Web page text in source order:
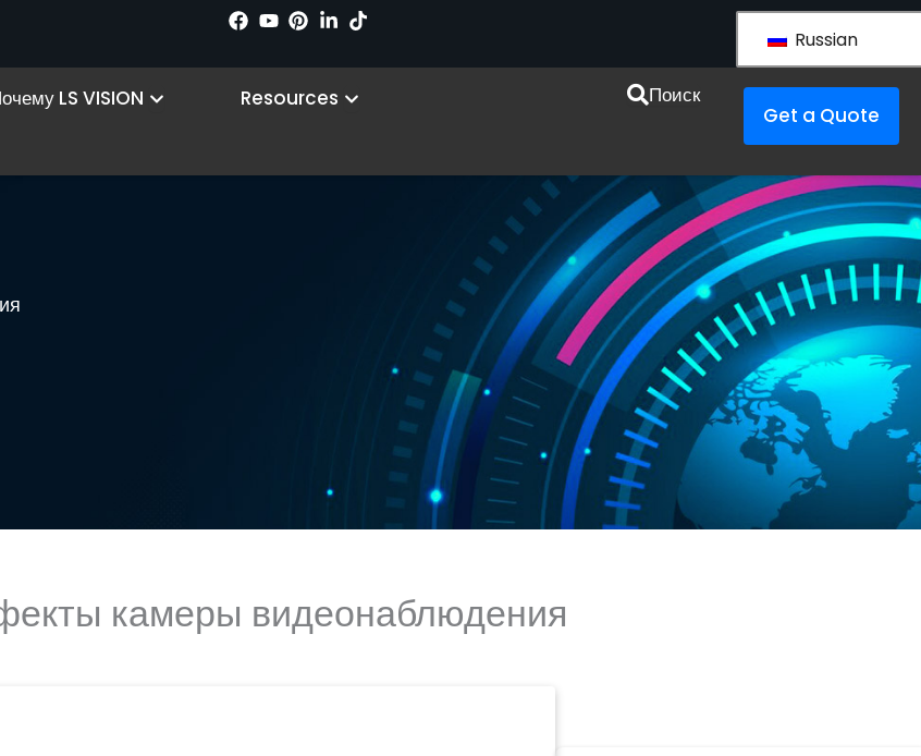
Russian
LS VISION Open Why LS VISION
Resources Open Resources
Поиск
Get a Quote
камеры видеонаблюдения